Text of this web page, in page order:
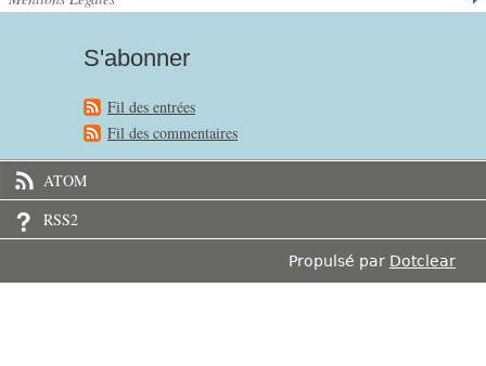
S'abonner
Fil des entrées
Fil des commentaires
ATOM
RSS2
Propulsé par Dotclear